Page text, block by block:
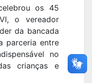
os 45
o vereador
da bancada
parceria entre
no
crianças e